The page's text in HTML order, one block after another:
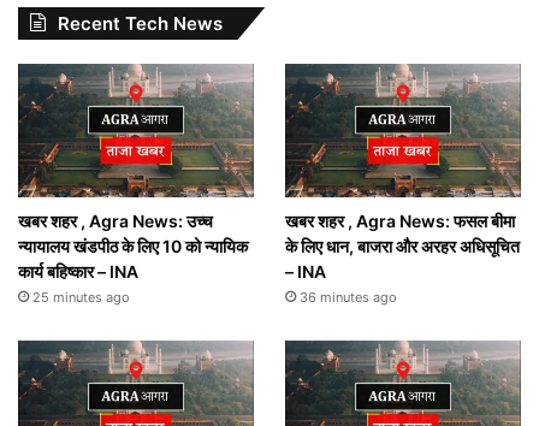
Recent Tech News
खबर शहर , Agra News: उच्च
न्यायालय खंडपीठ के लिए 10 को न्यायिक
कार्य बहिष्कार – INA
25 minutes ago
खबर शहर , Agra News: फसल बीमा
के लिए धान, बाजरा और अरहर अधिसूचित
– INA
36 minutes ago